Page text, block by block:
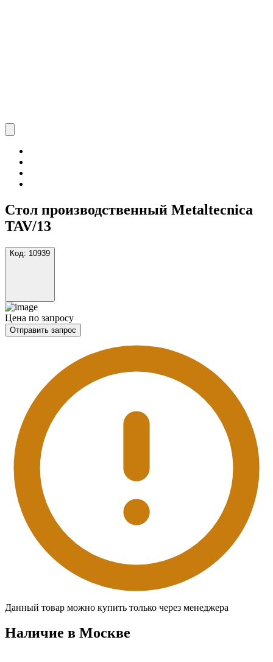
Стол производственный Metaltecnica
TAV/13
Код: 10939
Цена по запросу
Отправить запрос
Данный товар можно купить только через менеджера
Наличие в Москвe